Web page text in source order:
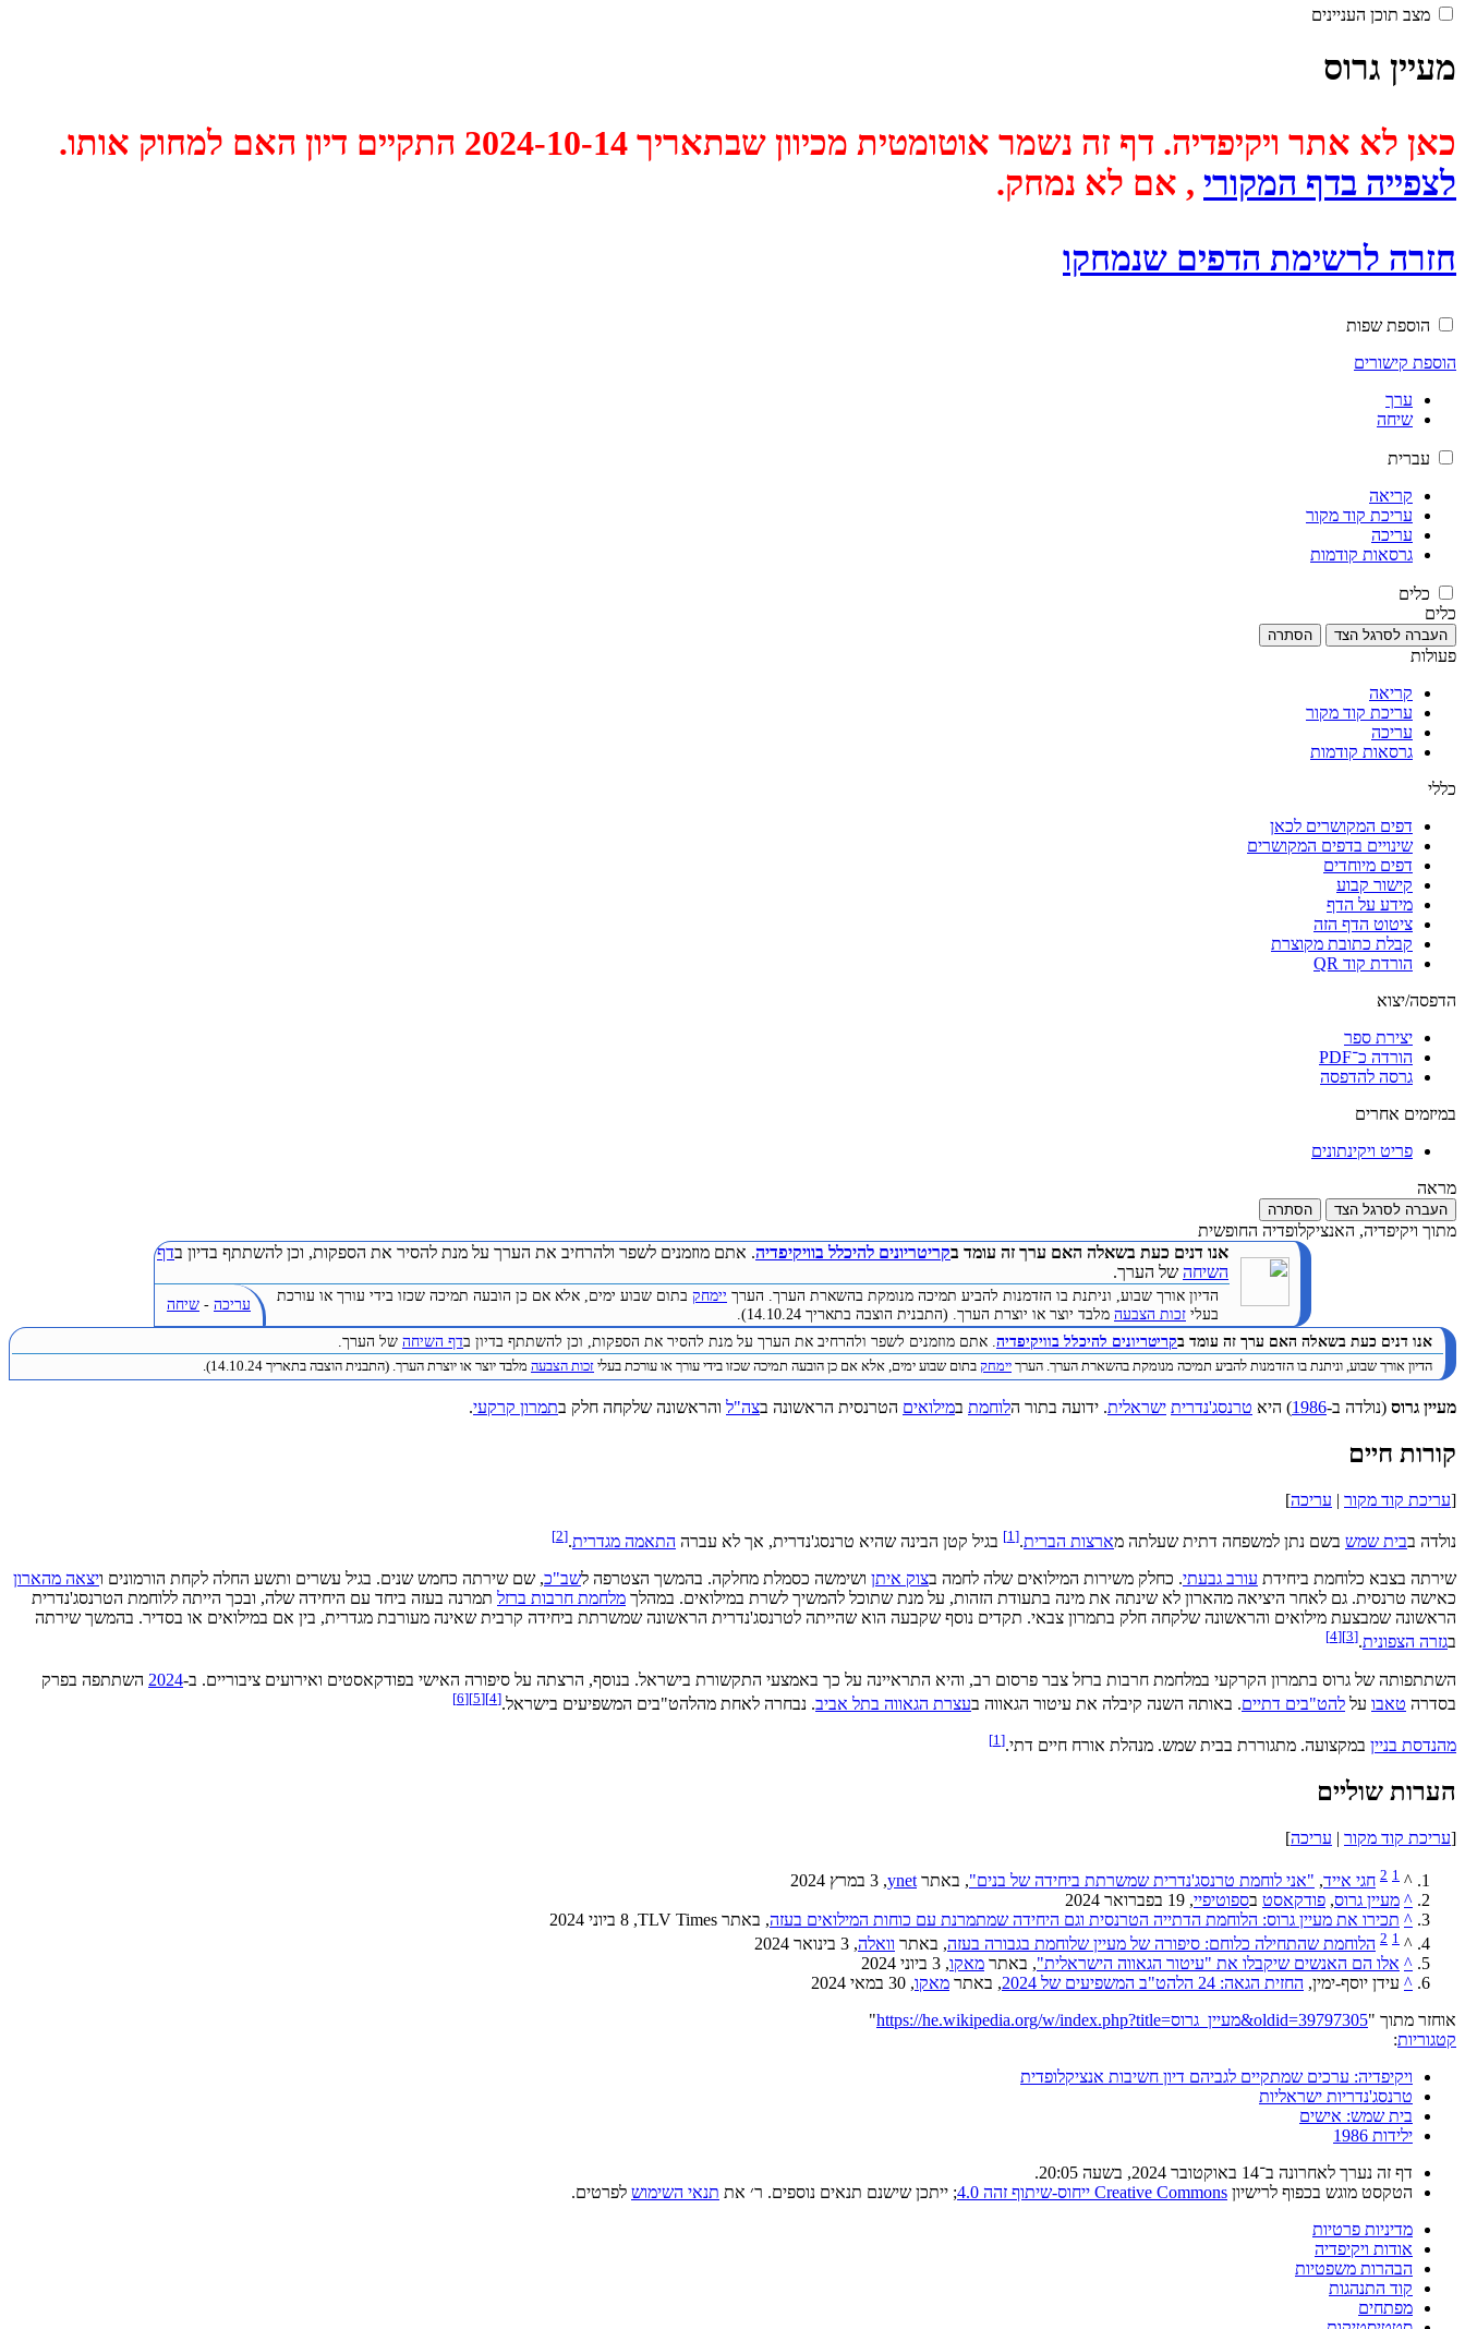
מצב תוכן העניינים
מעיין גרוס
כאן לא אתר ויקיפדיה. דף זה נשמר אוטומטית מכיוון שבתאריך 2024-10-14 התקיים דיון האם למחוק אותו.
לצפייה בדף המקורי , אם לא נמחק.
חזרה לרשימת הדפים שנמחקו
הוספת שפות
הוספת קישורים
ערך
שיחה
עברית
קריאה
עריכת קוד מקור
עריכה
גרסאות קודמות
כלים
כלים
העברה לסרגל הצד הסתרה
פעולות
קריאה
עריכת קוד מקור
עריכה
גרסאות קודמות
כללי
דפים המקושרים לכאן
שינויים בדפים המקושרים
דפים מיוחדים
קישור קבוע
מידע על הדף
ציטוט הדף הזה
קבלת כתובת מקוצרת
הורדת קוד QR
הדפסה/יצוא
יצירת ספר
הורדה כ־PDF
גרסה להדפסה
במיזמים אחרים
פריט ויקינתונים
מראה
העברה לסרגל הצד הסתרה
מתוך ויקיפדיה, האנציקלופדיה החופשית
אנו דנים כעת בשאלה האם ערך זה עומד בקריטריונים להיכלל בוויקיפדיה. אתם מוזמנים לשפר ולהרחיב את הערך על מנת להסיר את הספקות, וכן להשתתף בדיון בדף
השיחה של הערך.
הדיון אורך שבוע, וניתנת בו הזדמנות להביע תמיכה מנומקת בהשארת הערך. הערך יימחק בתום שבוע ימים, אלא אם כן הובעה תמיכה שכזו בידי עורך או עורכת
בעלי זכות הצבעה מלבד יוצר או יוצרת הערך. (התבנית הוצבה בתאריך 14.10.24).
עריכה - שיחה
אנו דנים כעת בשאלה האם ערך זה עומד בקריטריונים להיכלל בוויקיפדיה. אתם מוזמנים לשפר ולהרחיב את הערך על מנת להסיר את הספקות, וכן להשתתף בדיון בדף השיחה של הערך.
הדיון אורך שבוע, וניתנת בו הזדמנות להביע תמיכה מנומקת בהשארת הערך. הערך יימחק בתום שבוע ימים, אלא אם כן הובעה תמיכה שכזו בידי עורך או עורכת בעלי זכות הצבעה מלבד יוצר או יוצרת הערך. (התבנית הוצבה בתאריך 14.10.24).
מעיין גרוס (נולדה ב-1986) היא טרנסג'נדרית ישראלית. ידועה בתור הלוחמת במילואים הטרנסית הראשונה בצה"ל והראשונה שלקחה חלק בתמרון קרקעי.
קורות חיים
[עריכת קוד מקור | עריכה]
נולדה בבית שמש בשם נתן למשפחה דתית שעלתה מארצות הברית.
[
1
] בגיל קטן הבינה שהיא טרנסג'נדרית, אך לא עברה התאמה מגדרית.
[
2
]
שירתה בצבא כלוחמת ביחידת עורב גבעתי. כחלק משירות המילואים שלה לחמה בצוק איתן ושימשה כסמלת מחלקה. בהמשך הצטרפה לשב"כ, שם שירתה כחמש שנים. בגיל עשרים ותשע החלה לקחת הורמונים ויצאה מהארון
כאישה טרנסית. גם לאחר היציאה מהארון לא שינתה את מינה בתעודת הזהות, על מנת שתוכל להמשיך לשרת במילואים. במהלך מלחמת חרבות ברזל תמרנה בעזה ביחד עם היחידה שלה, ובכך הייתה ללוחמת הטרנסג'נדרית
הראשונה שמבצעת מילואים והראשונה שלקחה חלק בתמרון צבאי. תקדים נוסף שקבעה הוא שהייתה לטרנסג'נדרית הראשונה שמשרתת ביחידה קרבית שאינה מעורבת מגדרית, בין אם במילואים או בסדיר. בהמשך שירתה
בגזרה הצפונית.
[
3
]
[
4
]
השתתפותה של גרוס בתמרון הקרקעי במלחמת חרבות ברזל צבר פרסום רב, והיא התראיינה על כך באמצעי התקשורת בישראל. בנוסף, הרצתה על סיפורה האישי בפודקאסטים ואירועים ציבוריים. ב-2024 השתתפה בפרק
בסדרה טאבו על להט"בים דתיים. באותה השנה קיבלה את עיטור הגאווה בעצרת הגאווה בתל אביב. נבחרה לאחת מהלהט"בים המשפיעים בישראל.[
4
]
[
5
]
[
6
]
מהנדסת בניין במקצועה. מתגוררת בבית שמש. מנהלת אורח חיים דתי.[
1
]
הערות שוליים
[עריכת קוד מקור | עריכה]
^
1
2 חגי אייד, "אני לוחמת טרנסג'נדרית שמשרתת ביחידה של בנים", באתר ynet, 3 במרץ 2024
^ מעיין גרוס, פודקאסט בספוטיפיי, ‏19 בפברואר 2024
^ תכירו את מעיין גרוס: הלוחמת הדתייה הטרנסית וגם היחידה שמתמרנת עם כוחות המילואים בעזה, באתר TLV Times, ‏8 ביוני 2024
^
1
2 הלוחמת שהתחילה כלוחם: סיפורה של מעיין שלוחמת בגבורה בעזה, באתר וואלה, 3 בינואר 2024
^ אלו הם האנשים שיקבלו את "עיטור הגאווה הישראלית", באתר ‏ מאקו‏, 3 ביוני 2024
^ עידן יוסף-ימין, ‏ החזית הגאה: 24 הלהט"ב המשפיעים של 2024 , באתר ‏ מאקו‏, 30 במאי 2024
אוחזר מתוך "https://he.wikipedia.org/w/index.php?title=מעיין_גרוס&oldid=39797305
"
קטגוריות:
ויקיפדיה: ערכים שמתקיים לגביהם דיון חשיבות אנציקלופדית
טרנסג'נדריות ישראליות
בית שמש: אישים
ילידות 1986
דף זה נערך לאחרונה ב־14 באוקטובר 2024, בשעה 20:05.
הטקסט מוגש בכפוף לרישיון Creative Commons ייחוס-שיתוף זהה 4.0 ; ייתכן שישנם תנאים נוספים. ר׳ את תנאי השימוש לפרטים.
מדיניות פרטיות
אודות ויקיפדיה
הבהרות משפטיות
קוד התנהגות
מפתחים